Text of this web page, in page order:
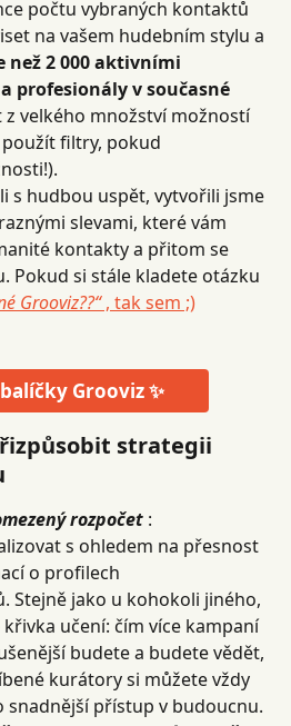
počtu vybraných kontaktů
na vašem hudebním stylu a
než 2 000 aktivními
profesionály v současné
z velkého množství možností
filtry, pokud
s hudbou uspět, vytvořili jsme
slevami, které vám
kontakty a přitom se
Pokud si stále kladete otázku
Grooviz??“ , tak sem ;)
Grooviz ✨
strategii
rozpočet :
s ohledem na přesnost
o profilech
jako u kohokoli jiného,
učení: čím více kampaní
budete a budete vědět,
kurátory si můžete vždy
snadnější přístup v budoucnu.